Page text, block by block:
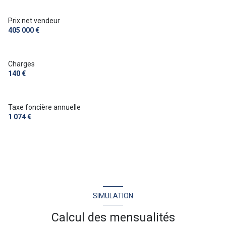
Prix net vendeur
405 000 €
Charges
140 €
Taxe foncière annuelle
1 074 €
SIMULATION
Calcul des mensualités